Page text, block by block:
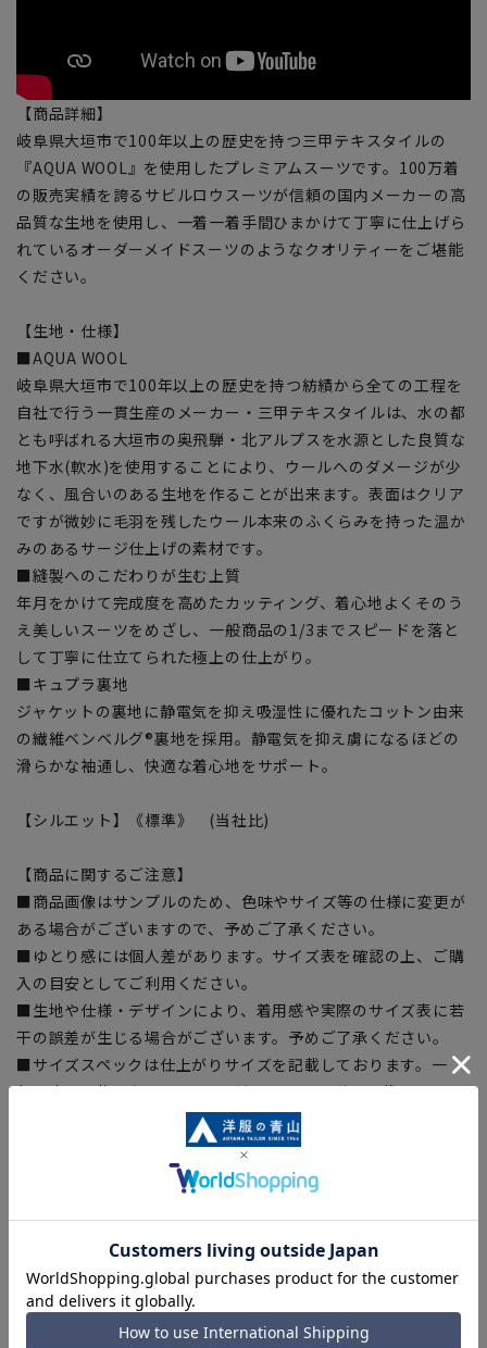
【商品詳細】
岐阜県大垣市で100年以上の歴史を持つ三甲テキスタイルの
『AQUA WOOL』を使用したプレミアムスーツです。100万着
の販売実績を誇るサビルロウスーツが信頼の国内メーカーの高
品質な生地を使用し、一着一着手間ひまかけて丁寧に仕上げら
れているオーダーメイドスーツのようなクオリティーをご堪能
ください。
【生地・仕様】
■AQUA WOOL
岐阜県大垣市で100年以上の歴史を持つ紡績から全ての工程を
自社で行う一貫生産のメーカー・三甲テキスタイルは、水の都
とも呼ばれる大垣市の奥飛騨・北アルプスを水源とした良質な
地下水(軟水)を使用することにより、ウールへのダメージが少
なく、風合いのある生地を作ることが出来ます。表面はクリア
ですが微妙に毛羽を残したウール本来のふくらみを持った温か
みのあるサージ仕上げの素材です。
■縫製へのこだわりが生む上質
年月をかけて完成度を高めたカッティング、着心地よくそのう
え美しいスーツをめざし、一般商品の1/3までスピードを落と
して丁寧に仕立てられた極上の仕上がり。
■キュプラ裏地
ジャケットの裏地に静電気を抑え吸湿性に優れたコットン由来
の繊維ベンベルグ®裏地を採用。静電気を抑え虜になるほどの
滑らかな袖通し、快適な着心地をサポート。
【シルエット】《標準》 (当社比)
【商品に関するご注意】
■商品画像はサンプルのため、色味やサイズ等の仕様に変更が
ある場合がございますので、予めご了承ください。
■ゆとり感には個人差があります。サイズ表を確認の上、ご購
入の目安としてご利用ください。
■生地や仕様・デザインにより、着用感や実際のサイズ表に若
干の誤差が生じる場合がございます。予めご了承ください。
■サイズスペックは仕上がりサイズを記載しております。一
部、商品現物におすすめサイズ(ヌードサイズ)を記載している
■ブラウザやお使いのモニター環境、また撮影時の室内外の光
加減により、実際の商品と掲載画像の色味が異なる場合がござ
■店舗や各モールサイトと商品在庫を共有しております関係
上、ご注文いただいたタイミングにより欠品が発生し、ご注文
を完了できない場合がございます。予めご了承ください。
■お急ぎ発送のご注文につきましても、ご注文のタイミングに
よってはお急ぎ発送サービスを選択できない場合がございま